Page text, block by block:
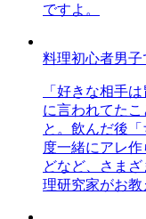
ですよ。
料理初心者男
「好きな相手
に言われてた
と。飲んだ後
度一緒にアレ
どなど、さま
理研究家がお教